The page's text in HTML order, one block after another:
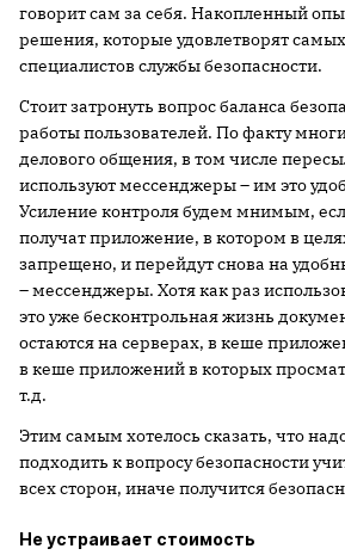
говорит сам за себя. Накопленный
решения, которые удовлетворят
специалистов службы безопасности.
Стоит затронуть вопрос баланса
работы пользователей. По факту
делового общения, в том числе
используют мессенджеры – им это
Усиление контроля будем мнимым,
получат приложение, в котором в
запрещено, и перейдут снова на
– мессенджеры. Хотя как раз
это уже бесконтрольная жизнь
остаются на серверах, в кеше
в кеше приложений в которых
т.д.
Этим самым хотелось сказать, что
подходить к вопросу безопасности
всех сторон, иначе получится
Не устраивает стоимость